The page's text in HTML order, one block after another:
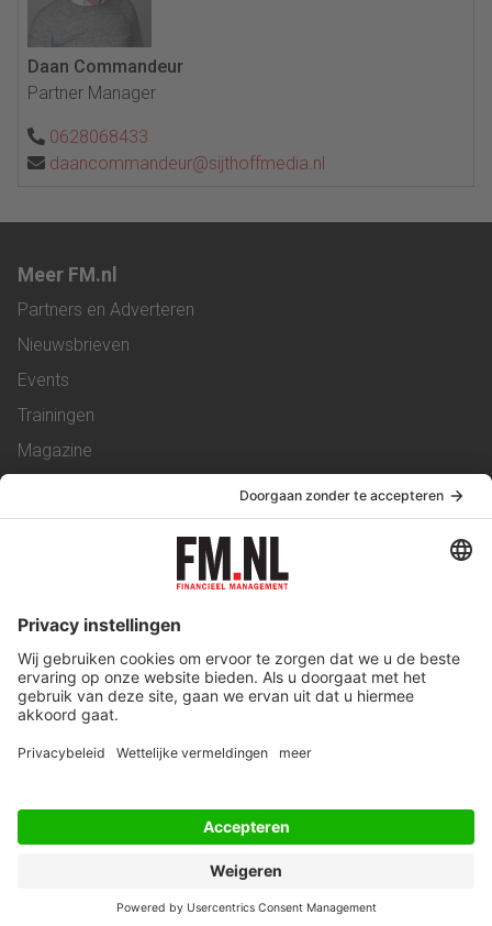
Daan Commandeur
Partner Manager
0628068433
daancommandeur@sijthoffmedia.nl
Meer FM.nl
Partners en Adverteren
Nieuwsbrieven
Events
Trainingen
Magazine
Service & Contact
Werken bij ons
Privacy Statement
Algemene Voorwaarden